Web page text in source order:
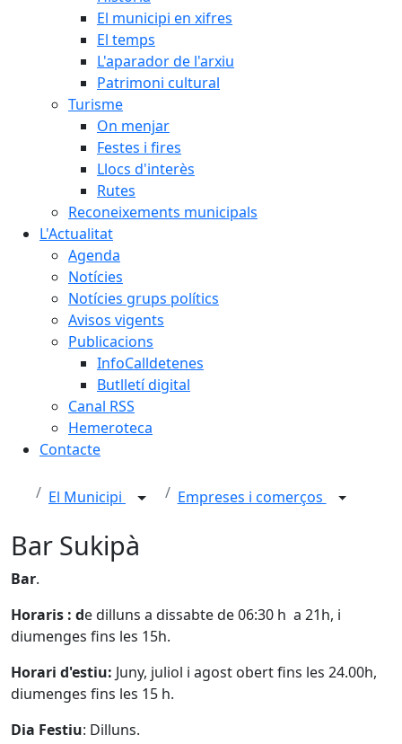
El municipi en xifres
El temps
L'aparador de l'arxiu
Patrimoni cultural
Turisme
On menjar
Festes i fires
Llocs d'interès
Rutes
Reconeixements municipals
L'Actualitat
Agenda
Notícies
Notícies grups polítics
Avisos vigents
Publicacions
InfoCalldetenes
Butlletí digital
Canal RSS
Hemeroteca
Contacte
El Municipi Empreses i comerços
Bar Sukipà
Bar.
Horaris : de dilluns a dissabte de 06:30 h a 21h, i
diumenges fins les 15h.
Horari d'estiu: Juny, juliol i agost obert fins les 24.00h,
diumenges fins les 15 h.
Dia Festiu: Dilluns.